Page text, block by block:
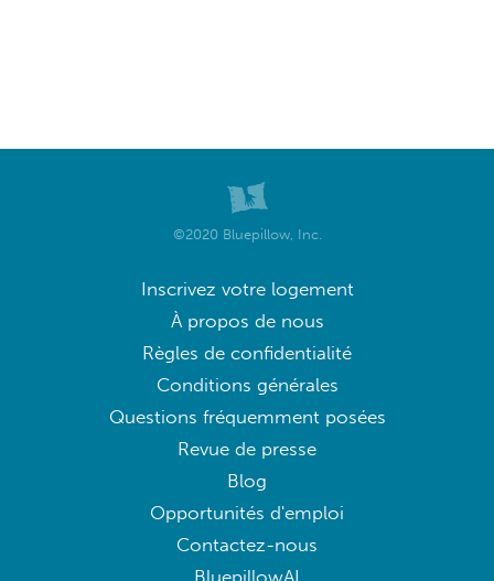
©2020 Bluepillow, Inc.
Inscrivez votre logement
À propos de nous
Règles de confidentialité
Conditions générales
Questions fréquemment posées
Revue de presse
Blog
Opportunités d'emploi
Contactez-nous